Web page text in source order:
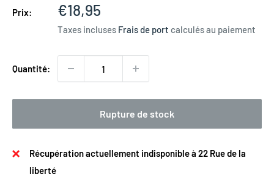
Prix: Prix réduit
€18,95
Taxes incluses Frais de port calculés au paiement
Quantité:
Rupture de stock
Récupération actuellement indisponible à 22 Rue de la
liberté